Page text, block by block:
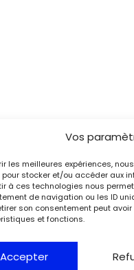
Vos
les meilleures expériences,
pour stocker et/ou accéder aux
à ces technologies nous
de navigation ou les ID
son consentement peut
et fonctions.
Accepter
consacrée à la
de Bénédicte Vergez-